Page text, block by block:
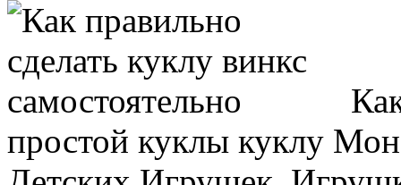
простой куклы куклу